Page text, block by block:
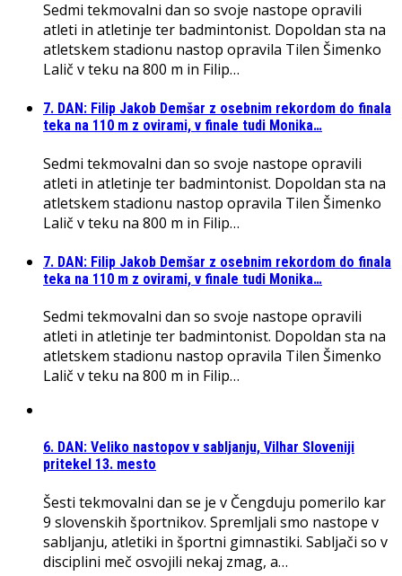
Sedmi tekmovalni dan so svoje nastope opravili
atleti in atletinje ter badmintonist. Dopoldan sta na
atletskem stadionu nastop opravila Tilen Šimenko
Lalič v teku na 800 m in Filip…
7. DAN: Filip Jakob Demšar z osebnim rekordom do finala
teka na 110 m z ovirami, v finale tudi Monika…
Sedmi tekmovalni dan so svoje nastope opravili
atleti in atletinje ter badmintonist. Dopoldan sta na
atletskem stadionu nastop opravila Tilen Šimenko
Lalič v teku na 800 m in Filip…
7. DAN: Filip Jakob Demšar z osebnim rekordom do finala
teka na 110 m z ovirami, v finale tudi Monika…
Sedmi tekmovalni dan so svoje nastope opravili
atleti in atletinje ter badmintonist. Dopoldan sta na
atletskem stadionu nastop opravila Tilen Šimenko
Lalič v teku na 800 m in Filip…
6. DAN: Veliko nastopov v sabljanju, Vilhar Sloveniji
pritekel 13. mesto
Šesti tekmovalni dan se je v Čengduju pomerilo kar
9 slovenskih športnikov. Spremljali smo nastope v
sabljanju, atletiki in športni gimnastiki. Sabljači so v
disciplini meč osvojili nekaj zmag, a…